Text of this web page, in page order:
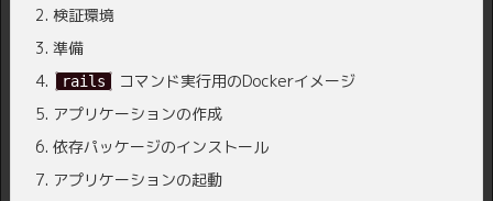
2. 検証環境
3. 準備
4.
rails
コマンド実行用のDockerイメージ
5. アプリケーションの作成
6. 依存パッケージのインストール
7. アプリケーションの起動